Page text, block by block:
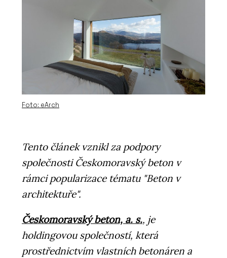
Foto: eArch
Tento článek vznikl za podpory
společnosti Českomoravský beton v
rámci popularizace tématu "Beton v
architektuře".
Českomoravský beton, a. s., je
holdingovou společností, která
prostřednictvím vlastních betonáren a